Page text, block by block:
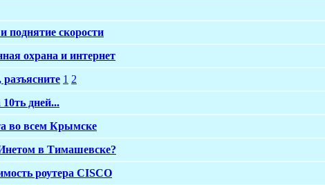
поднятие скорости
охрана и интернет
1 2
дней...
во всем Крымске
в Тимашевске?
роутера CISCO